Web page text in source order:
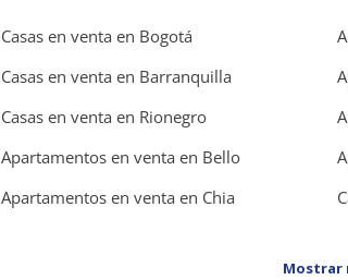
Casas en venta en Bogotá
Casas en venta en Barranquilla
Casas en venta en Rionegro
Apartamentos en venta en Bello
Apartamentos en venta en Chia
Mostrar